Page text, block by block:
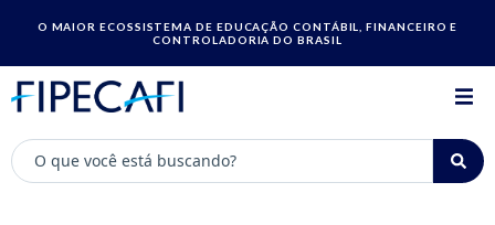
O MAIOR ECOSSISTEMA DE EDUCAÇÃO CONTÁBIL, FINANCEIRO E
CONTROLADORIA DO BRASIL